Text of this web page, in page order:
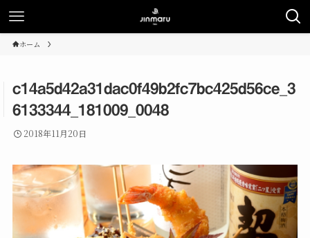
ホーム
c14a5d42a31dac0f49b2fc7bc425d56ce_3
6133344_181009_0048
2018年11月20日